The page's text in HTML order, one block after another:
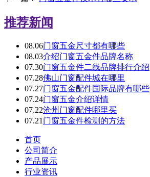
推荐新闻
08.06门窗五金尺寸都有哪些
08.03介绍门窗五金件品牌名称
07.30门窗五金件二线品牌排行介绍
07.28佛山门窗配件城在哪里
07.27门窗五金配件国际品牌有哪些
07.24门窗五金介绍详情
07.22沧州门窗配件哪里买
07.21 门窗五金件检测的方法
首页
公司简介
产品展示
行业资讯